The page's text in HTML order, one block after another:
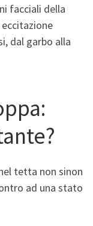
facciali della
dal garbo alla
tetta non sinon
ad una stato